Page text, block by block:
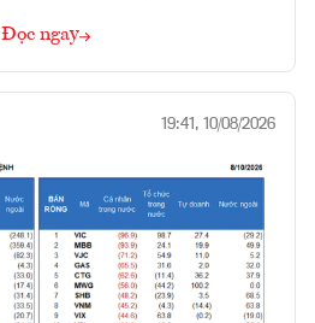
Đọc ngay
19:41, 10/08/2026